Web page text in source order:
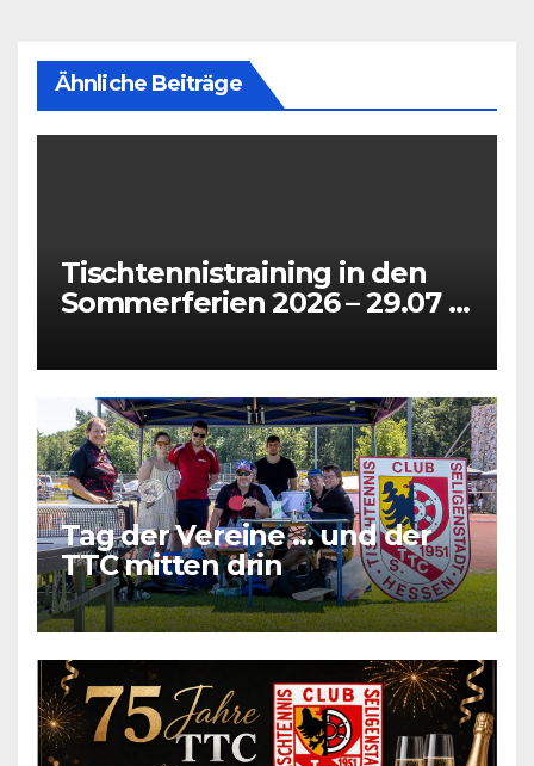
Ähnliche Beiträge
Tischtennistraining in den
Sommerferien 2026 – 29.07 +
Tag der Vereine … und der
TTC mitten drin